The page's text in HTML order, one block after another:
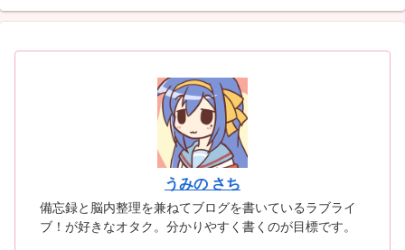
うみの さち
備忘録と脳内整理を兼ねてブログを書いているラブライ
ブ！が好きなオタク。分かりやすく書くのが目標です。